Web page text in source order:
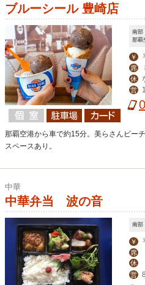
ブルーシール 豊崎店
南部
那覇
￥
席
休
営
那覇空港から車で約15分。美らさんビー
スペースあり。
中華
中華弁当 波の音
南部
￥
席
休
営